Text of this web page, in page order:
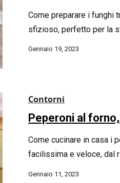
Come preparare i funghi
sfizioso, perfetto per la
Gennaio 19, 2023
Contorni
Peperoni al
Come cucinare in casa i
facilissima e veloce, dal
Gennaio 11, 2023